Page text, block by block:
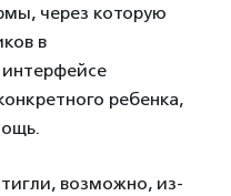
через которую
в
интерфейсе
ребенка,
возможно, из-